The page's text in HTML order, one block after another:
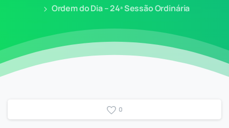
Ordem do Dia – 24ª Sessão Ordinária
0